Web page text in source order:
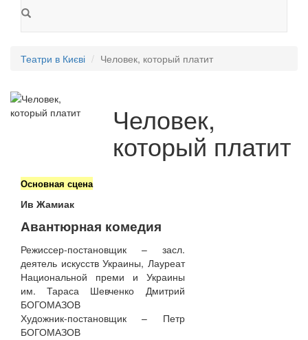
Театри в Києві Человек, который платит
Человек,
который платит
Основная сцена
Ив Жамиак
Авантюрная комедия
Режиссер-постановщик – засл.
деятель искусств Украины, Лауреат
Национальной преми и Украины
им. Тараса Шевченко Дмитрий
БОГОМАЗОВ
Художник-постановщик – Петр
БОГОМАЗОВ